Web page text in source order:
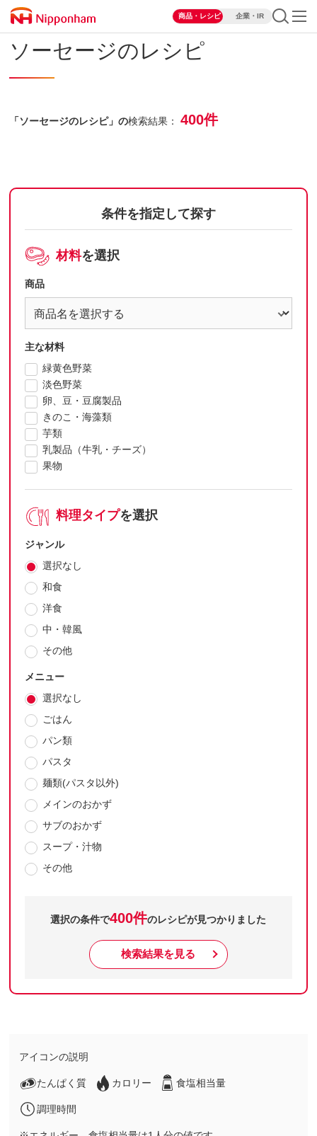
商品・レシピ 企業・IR
ソーセージのレシピ
「ソーセージのレシピ」の検索結果： 400件
条件を指定して探す
材料を選択
商品
主な材料
緑黄色野菜
淡色野菜
卵、豆・豆腐製品
きのこ・海藻類
芋類
乳製品（牛乳・チーズ）
果物
料理タイプを選択
ジャンル
選択なし
和食
洋食
中・韓風
その他
メニュー
選択なし
ごはん
パン類
パスタ
麺類(パスタ以外)
メインのおかず
サブのおかず
スープ・汁物
その他
選択の条件で400件のレシピが見つかりました
検索結果を見る
アイコンの説明
たんぱく質 カロリー 食塩相当量
調理時間